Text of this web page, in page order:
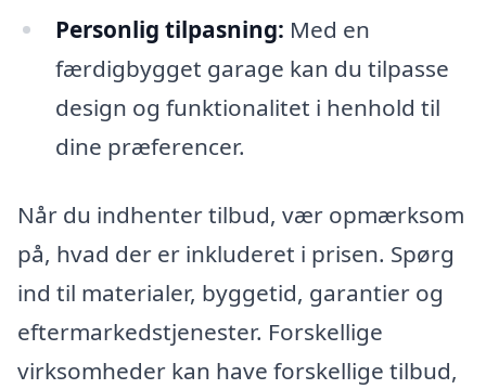
Personlig tilpasning: Med en
færdigbygget garage kan du tilpasse
design og funktionalitet i henhold til
dine præferencer.
Når du indhenter tilbud, vær opmærksom
på, hvad der er inkluderet i prisen. Spørg
ind til materialer, byggetid, garantier og
eftermarkedstjenester. Forskellige
virksomheder kan have forskellige tilbud,